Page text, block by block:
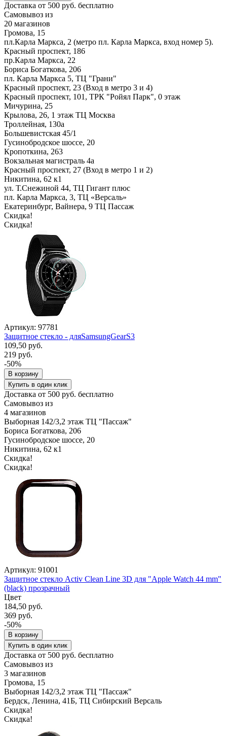
Доставка от 500 руб. бесплатно
Самовывоз из
20 магазинов
Громова, 15
пл.Карла Маркса, 2 (метро пл. Карла Маркса, вход номер 5).
Красный проспект, 186
пр.Карла Маркса, 22
Бориса Богаткова, 206
пл. Карла Маркса 5, ТЦ "Грани"
Красный проспект, 23 (Вход в метро 3 и 4)
Красный проспект, 101, ТРК "Ройял Парк", 0 этаж
Мичурина, 25
Крылова, 26, 1 этаж ТЦ Москва
Троллейная, 130а
Большевистская 45/1
Гусинобродское шоссе, 20
Кропоткина, 263
Вокзальная магистраль 4а
Красный проспект, 27 (Вход в метро 1 и 2)
Никитина, 62 к1
ул. Т.Снежиной 44, ТЦ Гигант плюс
пл. Карла Маркса, 3, ТЦ «Версаль»
Екатеринбург, Вайнера, 9 ТЦ Пассаж
Скидка!
Скидка!
Артикул: 97781
Защитное стекло - дляSamsungGearS3
109,50 руб.
219 руб.
-50%
В корзину
Купить в один клик
Доставка от 500 руб. бесплатно
Самовывоз из
4 магазинов
Выборная 142/3,2 этаж ТЦ "Пассаж"
Бориса Богаткова, 206
Гусинобродское шоссе, 20
Никитина, 62 к1
Скидка!
Скидка!
Артикул: 91001
Защитное стекло Activ Clean Line 3D для "Apple Watch 44 mm"
(black) прозрачный
Цвет
184,50 руб.
369 руб.
-50%
В корзину
Купить в один клик
Доставка от 500 руб. бесплатно
Самовывоз из
3 магазинов
Громова, 15
Выборная 142/3,2 этаж ТЦ "Пассаж"
Бердск, Ленина, 41Б, ТЦ Сибирский Версаль
Скидка!
Скидка!